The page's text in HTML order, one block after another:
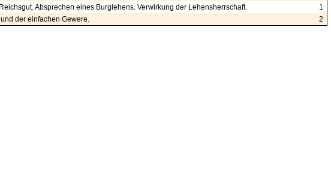
Absprechen eines Burglehens. Verwirkung der Lehensherrschaft.
1
der einfachen Gewere. 2